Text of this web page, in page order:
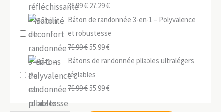
38.99€ Le
prix
initial
était :
38.99 €.
27.29€Le
prix
actuel
est :
27.29 €.
Bâton de randonnée 3-en-1 – Polyvalence
et robustesse
79.99€Le
prix
initial
était :
55.99€Le
prix
est :
Bâtons de randonnée pliables ultralégers
réglables
79.99€Le
55.99€Le